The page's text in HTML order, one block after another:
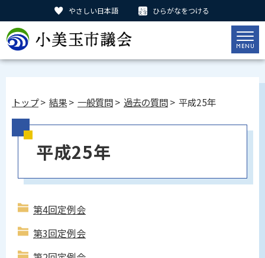
やさしい日本語 ひらがなをつける
トップ> 結果> 一般質問> 過去の質問> 平成25年
平成25年
第4回定例会
第3回定例会